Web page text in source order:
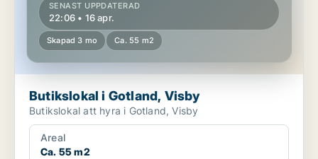
SENAST UPPDATERAD
22:06 • 16 apr.
Skapad 3 mo Ca. 55 m2
Butikslokal i Gotland, Visby
Butikslokal att hyra i Gotland, Visby
Areal
Ca. 55 m2